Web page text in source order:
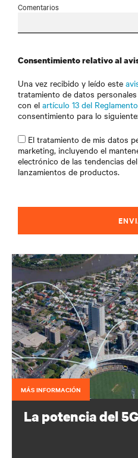
Comentarios
Consentimiento relativo al
Una vez recibido y leído este
tratamiento de datos
con el artículo 13 del
consentimiento para lo siguiente:
El tratamiento de mis datos
marketing, incluyendo el
electrónico de las tendencias
lanzamientos de productos.
MÁS INFORMACIÓN
La potencia del 5G